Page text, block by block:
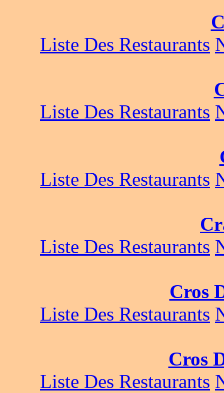
Liste Des Restaurants
Liste Des Restaurants
Liste Des Restaurants
Liste Des Restaurants
Cros
Liste Des Restaurants
Cros
Liste Des Restaurants